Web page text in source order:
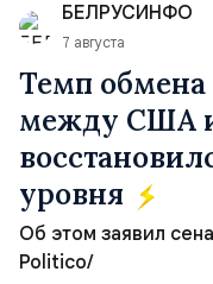
поглощений.
БЕЛРУСИНФО
7 августа
Темп
между США
уровня
Об этом заявил
Politico/